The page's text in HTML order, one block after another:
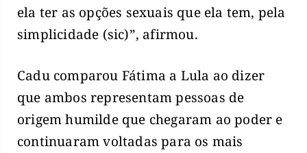
ela ter as opções sexuais que ela tem, pela
simplicidade (sic)”, afirmou.
Cadu comparou Fátima a Lula ao dizer
que ambos representam pessoas de
origem humilde que chegaram ao poder e
continuaram voltadas para os mais